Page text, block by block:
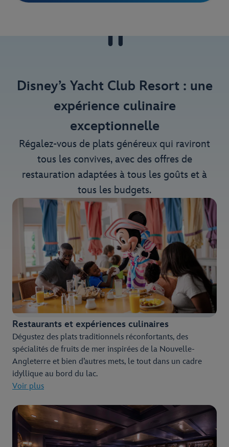
Disney’s Yacht Club Resort : une
expérience culinaire
exceptionnelle
Régalez-vous de plats généreux qui raviront
tous les convives, avec des offres de
restauration adaptées à tous les goûts et à
tous les budgets.
Restaurants et expériences culinaires
Dégustez des plats traditionnels réconfortants, des
spécialités de fruits de mer inspirées de la Nouvelle-
Angleterre et bien d’autres mets, le tout dans un cadre
idyllique au bord du lac.
Voir plus